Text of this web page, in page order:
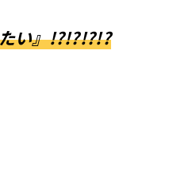
い』!?!?!?!?